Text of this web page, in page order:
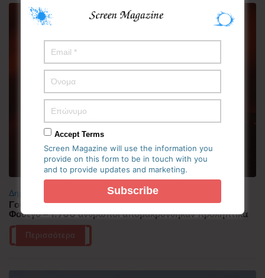
Δημοφιλή
Γουατεμάλα: Σε ύφεση η δραστηριότητα του ηφαιστείου
Φουέγο – 1.700 άνθρωποι απομακρύνθηκαν προληπτικά
Περισσότερα
Accept Terms
Screen Magazine will use the information you
provide on this form to be in touch with you
and to provide updates and marketing.